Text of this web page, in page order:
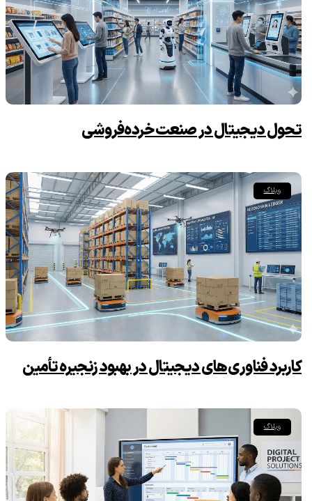
تحول دیجیتال در صنعت خرده‌فروشی
وبلاگ
کاربرد فناوری‌های دیجیتال در بهبود زنجیره تأمین
وبلاگ